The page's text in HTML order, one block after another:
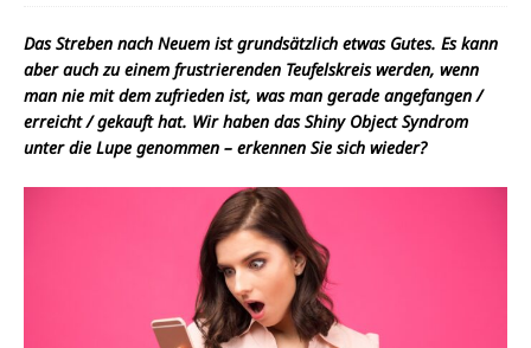
Das Streben nach Neuem ist grundsätzlich etwas Gutes. Es kann
aber auch zu einem frustrierenden Teufelskreis werden, wenn
man nie mit dem zufrieden ist, was man gerade angefangen /
erreicht / gekauft hat. Wir haben das Shiny Object Syndrom
unter die Lupe genommen – erkennen Sie sich wieder?